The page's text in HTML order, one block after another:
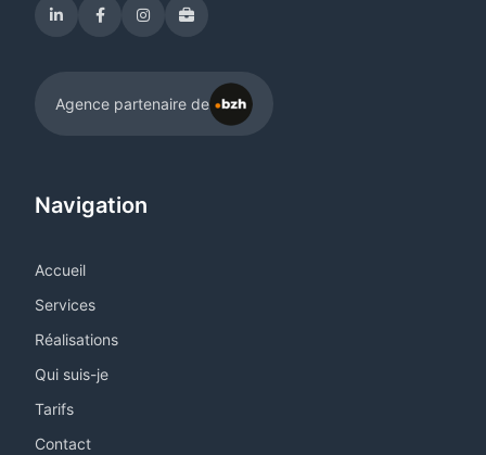
Agence partenaire de
Navigation
Accueil
Services
Réalisations
Qui suis-je
Tarifs
Contact